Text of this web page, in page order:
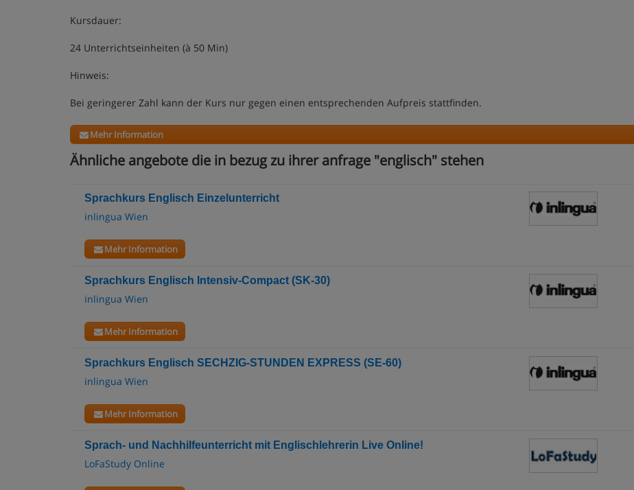
Kursdauer:
24 Unterrichtseinheiten (à 50 Min)
Hinweis:
Bei geringerer Zahl kann der Kurs nur gegen einen entsprechenden Aufpreis stattfinden.
Mehr Information
Ähnliche angebote die in bezug zu ihrer anfrage "englisch" stehen
Sprachkurs Englisch Einzelunterricht
inlingua Wien
Mehr Information
Sprachkurs Englisch Intensiv-Compact (SK-30)
inlingua Wien
Mehr Information
Sprachkurs Englisch SECHZIG-STUNDEN EXPRESS (SE-60)
inlingua Wien
Mehr Information
Sprach- und Nachhilfeunterricht mit Englischlehrerin Live Online!
LoFaStudy Online